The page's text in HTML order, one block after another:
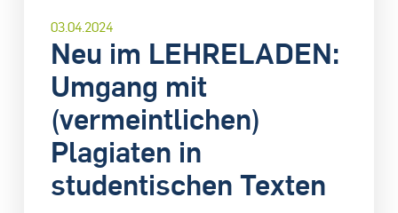
03.04.2024
Neu im LEHRELADEN:
Umgang mit
(vermeintlichen)
Plagiaten in
studentischen Texten